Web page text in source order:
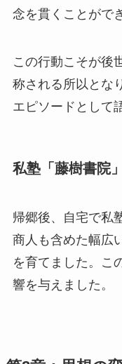
念を貫くことがで
この行動こそが後
称される所以とな
エピソードとして
私塾「藤樹書院
帰郷後、自宅で私
商人も含めた幅広
を育てました。こ
響を与えました。